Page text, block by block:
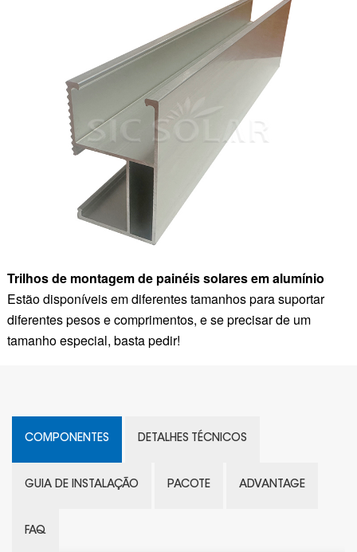
Trilhos de montagem de painéis solares em alumínio
Estão disponíveis em diferentes tamanhos para suportar
diferentes pesos e comprimentos, e se precisar de um
tamanho especial, basta pedir!
COMPONENTES DETALHES TÉCNICOS
GUIA DE INSTALAÇÃO PACOTE ADVANTAGE
FAQ